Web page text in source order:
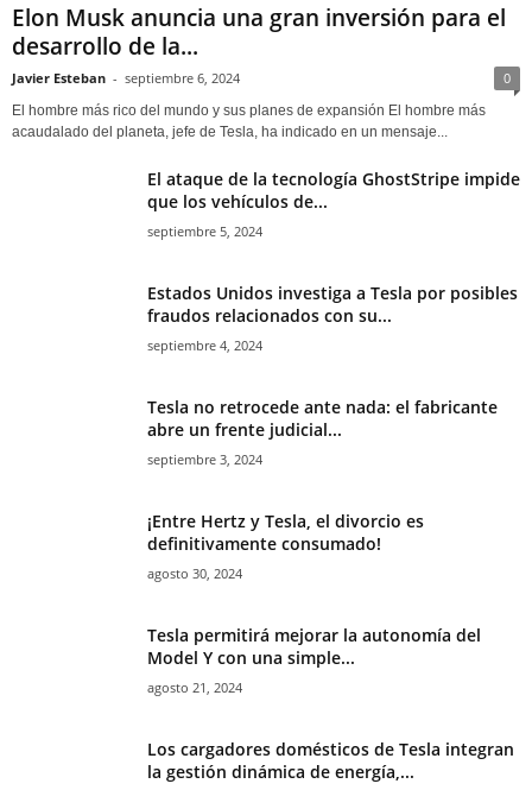
Elon Musk anuncia una gran inversión para el
desarrollo de la...
Javier Esteban - septiembre 6, 2024 0
El hombre más rico del mundo y sus planes de expansión El hombre más
acaudalado del planeta, jefe de Tesla, ha indicado en un mensaje...
El ataque de la tecnología GhostStripe impide
que los vehículos de...
septiembre 5, 2024
Estados Unidos investiga a Tesla por posibles
fraudos relacionados con su...
septiembre 4, 2024
Tesla no retrocede ante nada: el fabricante
abre un frente judicial...
septiembre 3, 2024
¡Entre Hertz y Tesla, el divorcio es
definitivamente consumado!
agosto 30, 2024
Tesla permitirá mejorar la autonomía del
Model Y con una simple...
agosto 21, 2024
Los cargadores domésticos de Tesla integran
la gestión dinámica de energía,...